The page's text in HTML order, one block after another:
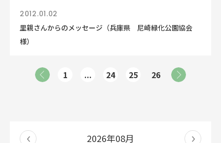
2012.01.02
里親さんからのメッセージ（兵庫県 尼崎緑化公園協会
様）
1 ... 24 25 26
2026年08月